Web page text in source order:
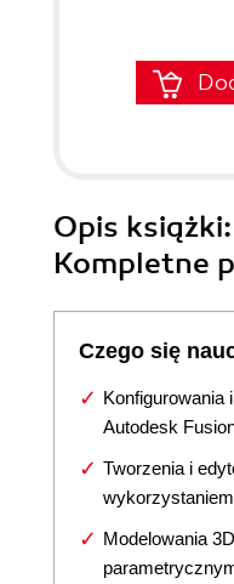
Opis książki
Kompletne
Czego się
Konfigurowania
Autodesk
Tworzenia i
Modelowania